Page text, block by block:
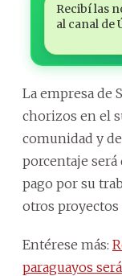
Recibí las
al canal de
La empresa de
chorizos en el
comunidad y
porcentaje
pago por su
otros
Entérese más:
paraguayos